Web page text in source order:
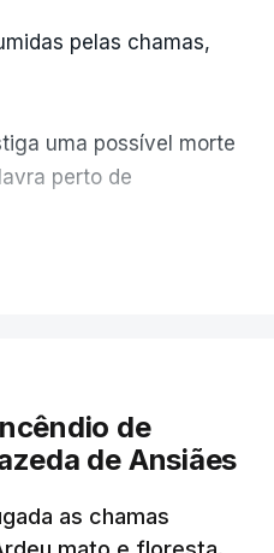
pelas chamas,
uma possível morte
perto de
ELEMENT
NESTE
de
de Ansiães
as chamas